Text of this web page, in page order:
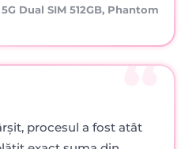
Dual SIM 512GB, Phantom
procesul a fost atât